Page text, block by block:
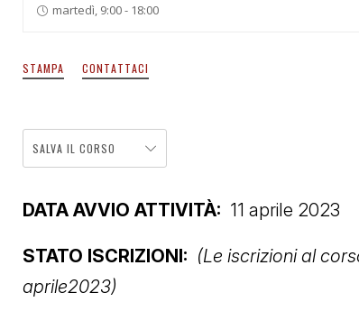
martedì, 9:00 - 18:00
STAMPA CONTATTACI
SALVA IL CORSO
DATA AVVIO ATTIVITÀ: 11 aprile 2023
STATO ISCRIZIONI: (Le iscrizioni al
aprile2023)